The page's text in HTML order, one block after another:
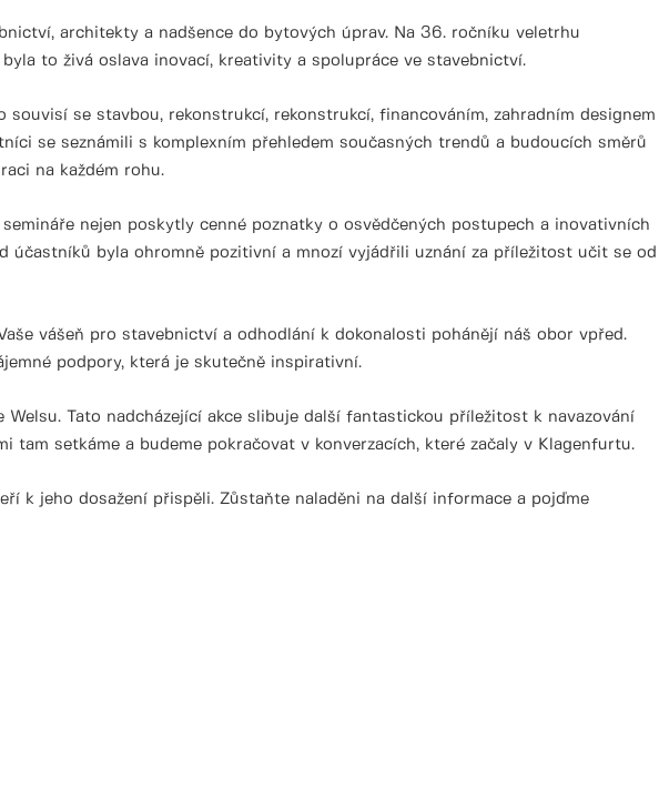
architekty a nadšence do bytových úprav. Na 36. ročníku veletrhu
to živá oslava inovací, kreativity a spolupráce ve stavebnictví.
se stavbou, rekonstrukcí, rekonstrukcí, financováním, zahradním designem
se seznámili s komplexním přehledem současných trendů a budoucích směrů
na každém rohu.
nejen poskytly cenné poznatky o osvědčených postupech a inovativních
byla ohromně pozitivní a mnozí vyjádřili uznání za příležitost učit se od
vášeň pro stavebnictví a odhodlání k dokonalosti pohánějí náš obor vpřed.
podpory, která je skutečně inspirativní.
Tato nadcházející akce slibuje další fantastickou příležitost k navazování
tam setkáme a budeme pokračovat v konverzacích, které začaly v Klagenfurtu.
k jeho dosažení přispěli. Zůstaňte naladěni na další informace a pojďme